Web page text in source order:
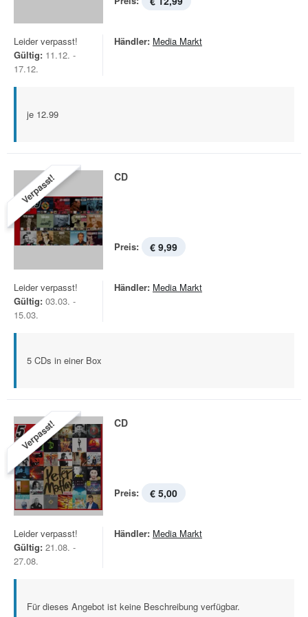
Leider verpasst!
Gültig: 11.12. -
17.12.
Händler: Media Markt
je 12.99
Verpasst! CD
Preis: € 9,99
Leider verpasst!
Gültig: 03.03. -
15.03.
Händler: Media Markt
5 CDs in einer Box
Verpasst! CD
Preis: € 5,00
Leider verpasst!
Gültig: 21.08. -
27.08.
Händler: Media Markt
Für dieses Angebot ist keine Beschreibung verfügbar.